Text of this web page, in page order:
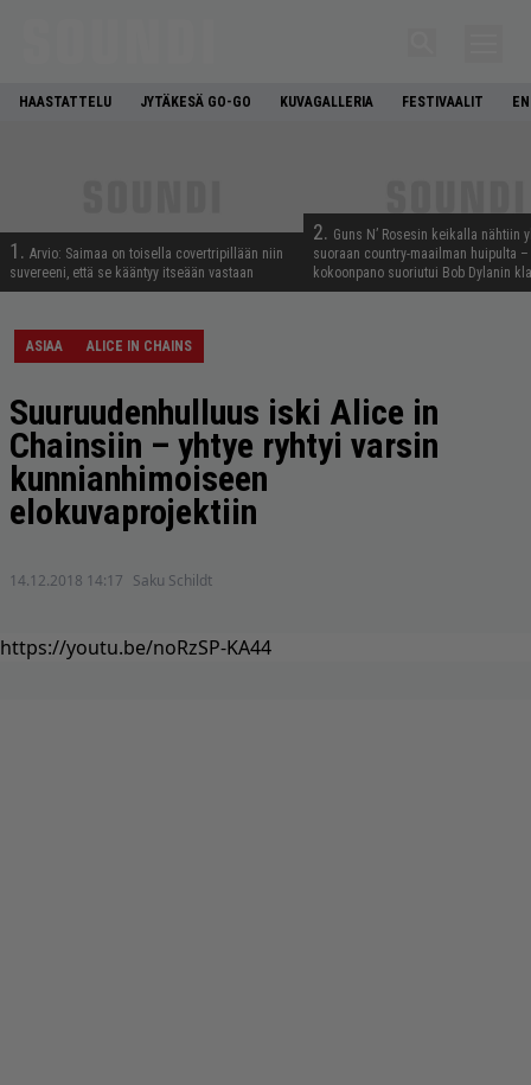
HAASTATTELU JYTÄKESÄ GO-GO KUVAGALLERIA FESTIVAALIT
1. Arvio: Saimaa on toisella covertripillään niin
suvereeni, että se kääntyy itseään vastaan
2. Guns N’ Rosesin keikalla nähtiin
suoraan country-maailman huipulta
kokoonpano suoriutui Bob Dylanin
ASIAA ALICE IN CHAINS
Suuruudenhulluus iski Alice in
Chainsiin – yhtye ryhtyi varsin
kunnianhimoiseen
elokuvaprojektiin
14.12.2018 14:17 Saku Schildt
https://youtu.be/noRzSP-KA44